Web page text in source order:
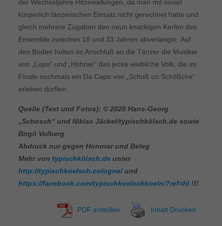
der Wechseljahre Hitzewallungen, da man mit soviel
körperlich tänzerischen Einsatz nicht gerechnet hatte und
gleich mehrere Zugaben den neun knackigen Kerlen des
Ensemble zwischen 18 und 33 Jahren abverlangte. Auf
den Boden holten im Anschluß an die Tänzer die Musiker
von „Lupo“ und „Höhner“ das jecke weibliche Volk, die im
Finale nochmals ein Da Capo von „Schoß un Schößche“
erleben durften.
Quelle (Text und Fotos): © 2020 Hans-Georg
„Schosch“ und Niklas Jäckel/typischkölsch.de sowie
Birgit Volberg
Abdruck nur gegen Honorar und Beleg
Mehr von typischkölsch.deunter
http://typischkoelsch.cologne/und
https://facebook.com/typischkoelschkoeln/?ref=hl!!!
PDF erstellen Inhalt Drucken